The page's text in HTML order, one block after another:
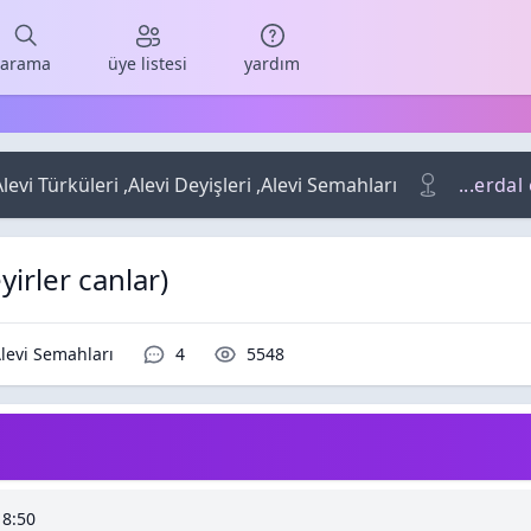
arama üye listesi yardım
Türküleri ,Alevi Deyişleri ,Alevi Semahları ...erdal
canlar)
Semahları Yorumlar / Cevaplar
4 Okunma / Görüntüleme
5548